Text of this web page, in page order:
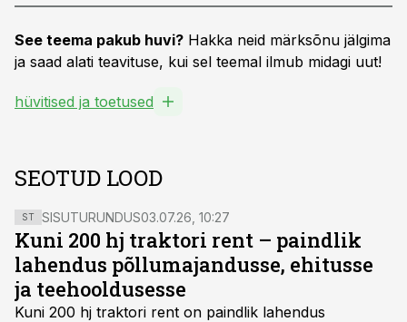
See teema pakub huvi? Hakka neid märksõnu jälgima
ja saad alati teavituse, kui sel teemal ilmub midagi uut!
hüvitised ja toetused
SEOTUD LOOD
ST SISUTURUNDUS03.07.26, 10:27
Kuni 200 hj traktori rent – paindlik
lahendus põllumajandusse, ehitusse
ja teehooldusesse
Kuni 200 hj traktori rent on paindlik lahendus